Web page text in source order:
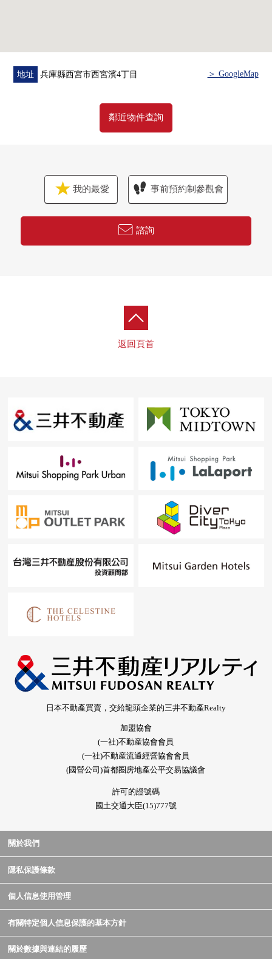
■ 在找想要的家方面給予幫助的━━━━━・・・
房屋的詳細、需討論是如感興趣,歡迎請隨時聯繫我們。
地址 兵庫縣西宮市西宮濱4丁目 ＞ GoogleMap
鄰近物件查詢
我的最愛 事前預約制參觀會
諮詢
返回頁首
日本不動產買賣，交給龍頭企業的三井不動產Realty
加盟協會
(一社)不動産協會會員
(一社)不動産流通經營協會會員
(國營公司)首都圈房地產公平交易協議會
許可的證號碼
國土交通大臣(15)777號
關於我們
隱私保護條款
個人信息使用管理
有關特定個人信息保護的基本方針
關於數據與連結的履歷